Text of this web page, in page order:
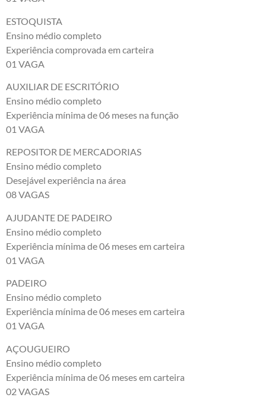
ESTOQUISTA
Ensino médio completo
Experiência comprovada em carteira
01 VAGA
AUXILIAR DE ESCRITÓRIO
Ensino médio completo
Experiência mínima de 06 meses na função
01 VAGA
REPOSITOR DE MERCADORIAS
Ensino médio completo
Desejável experiência na área
08 VAGAS
AJUDANTE DE PADEIRO
Ensino médio completo
Experiência mínima de 06 meses em carteira
01 VAGA
PADEIRO
Ensino médio completo
Experiência mínima de 06 meses em carteira
01 VAGA
AÇOUGUEIRO
Ensino médio completo
Experiência mínima de 06 meses em carteira
02 VAGAS